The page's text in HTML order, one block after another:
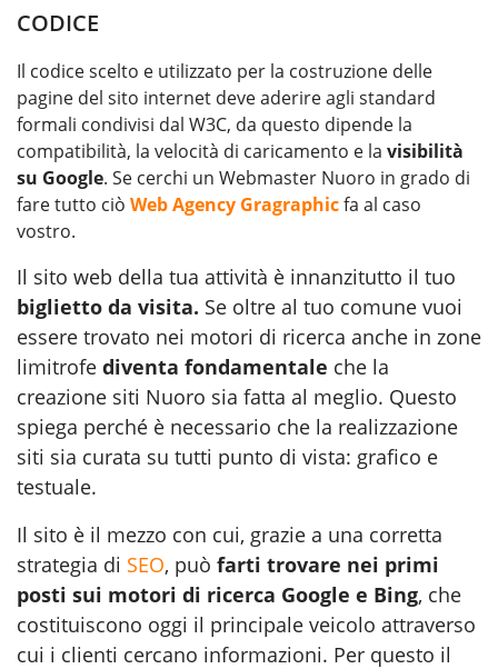
CODICE
Il codice scelto e utilizzato per la costruzione delle
pagine del sito internet deve aderire agli standard
formali condivisi dal W3C, da questo dipende la
compatibilità, la velocità di caricamento e la visibilità
su Google. Se cerchi un Webmaster Nuoro in grado di
fare tutto ciò Web Agency Gragraphicfa al caso
vostro.
Il sito web della tua attività è innanzitutto il tuo
biglietto da visita. Se oltre al tuo comune vuoi
essere trovato nei motori di ricerca anche in zone
limitrofe diventa fondamentale che la
creazione siti Nuoro sia fatta al meglio. Questo
spiega perché è necessario che la realizzazione
siti sia curata su tutti punto di vista: grafico e
testuale.
Il sito è il mezzo con cui, grazie a una corretta
strategia di SEO, può farti trovare nei primi
posti sui motori di ricerca Google e Bing, che
costituiscono oggi il principale veicolo attraverso
cui i clienti cercano informazioni. Per questo il